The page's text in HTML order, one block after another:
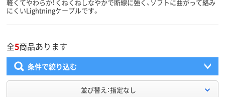
軽くてやわらか！くねくねしなやかで断線に強く、ソフトに曲がって絡み
にくいLightningケーブルです。
全5商品あります
条件で絞り込む
並び替え：指定なし